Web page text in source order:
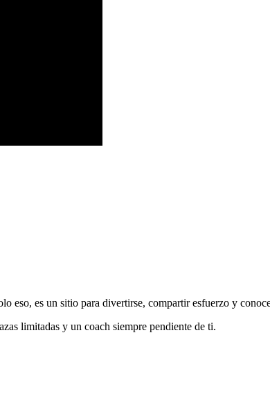
eso, es un sitio para divertirse, compartir esfuerzo y
limitadas y un coach siempre pendiente de ti.